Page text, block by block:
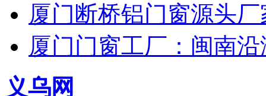
厦门断桥铝门窗源头
厦门门窗工厂：闽南
义乌网